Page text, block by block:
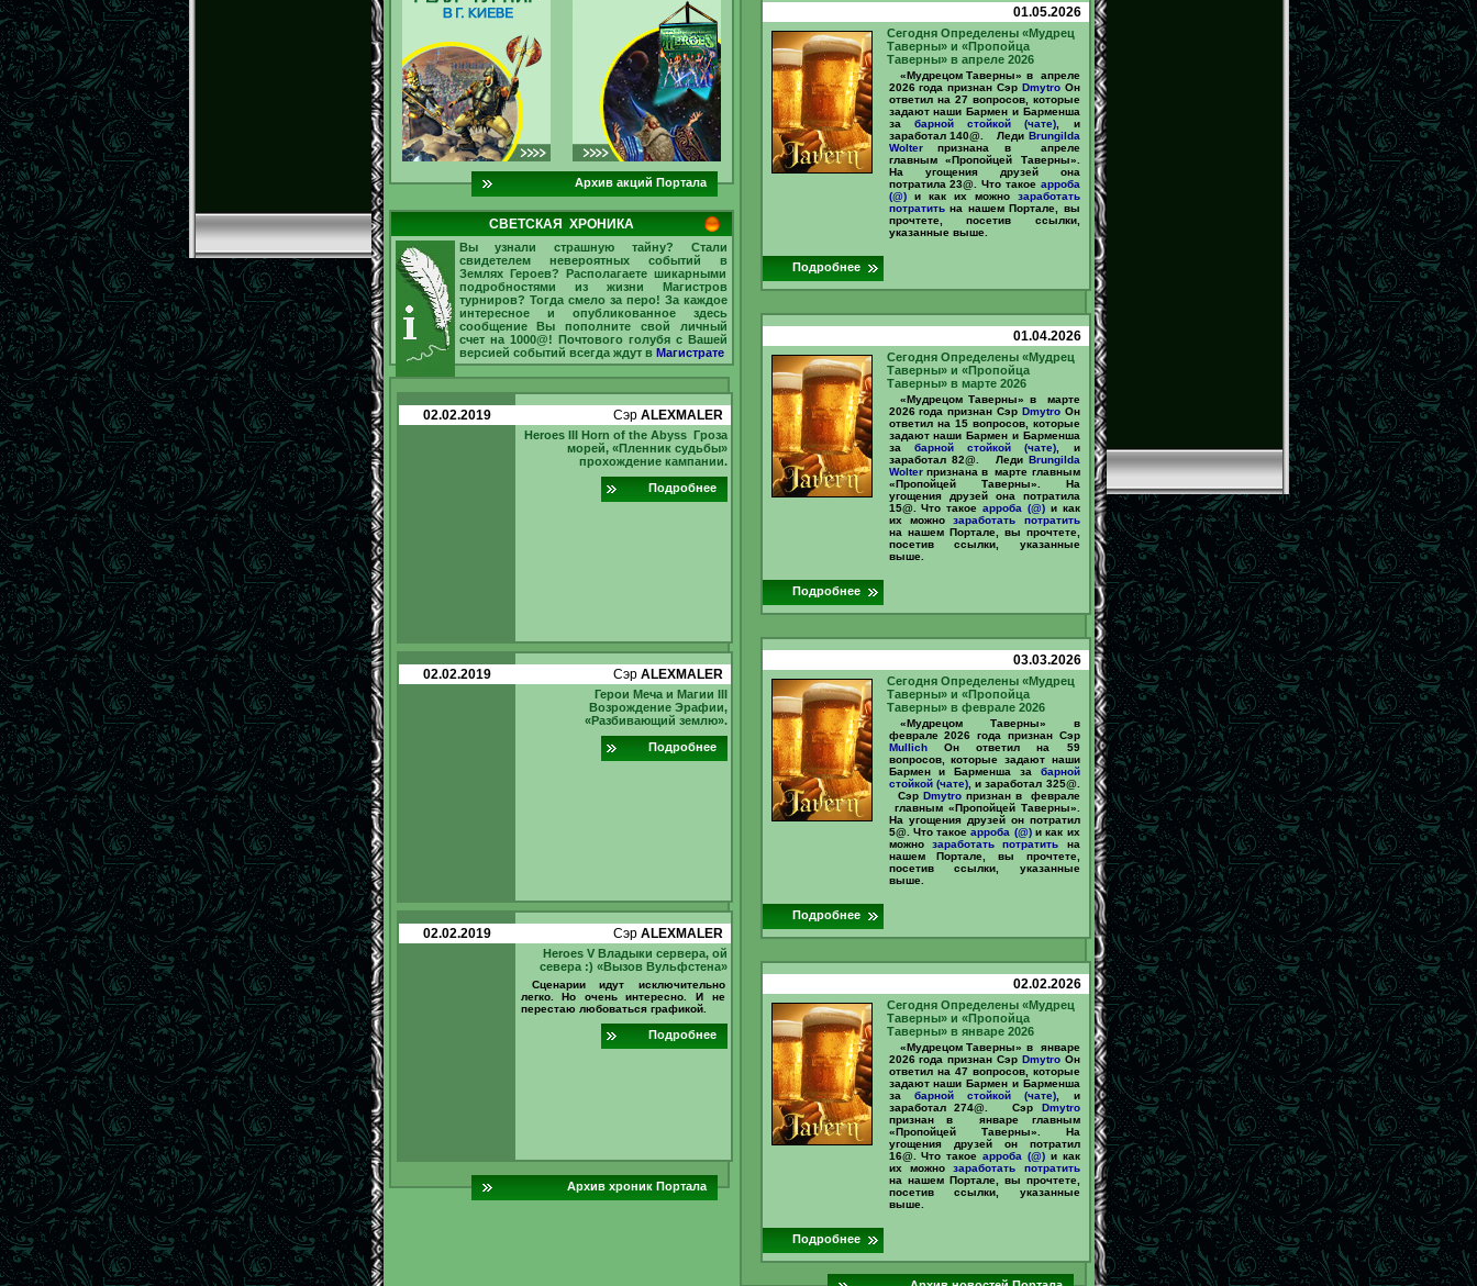
Архив акций Портала
СВЕТСКАЯ ХРОНИКА
Вы узнали страшную тайну? Стали
свидетелем невероятных событий в
Землях Героев? Располагаете шикарными
подробностями из жизни Магистров
турниров? Тогда смело за перо! За каждое
интересное и опубликованное здесь
сообщение Вы пополните свой личный
счет на 1000@! Почтового голубя с Вашей
версией событий всегда ждут в Магистрате
02.02.2019 Сэр ALEXMALER
Heroes III Horn of the Abyss Гроза
морей, «Пленник судьбы»
прохождение кампании.
Подробнее
02.02.2019 Сэр ALEXMALER
Герои Меча и Магии III
Возрождение Эрафии,
«Разбивающий землю».
Подробнее
02.02.2019 Сэр ALEXMALER
Heroes V Владыки сервера, ой
севера :) «Вызов Вульфстена»
Сценарии идут исключительно
легко. Но очень интересно. И не
перестаю любоваться графикой.
Подробнее
Архив хроник Портала
01.05.2026
Подробнее
Сегодня Определены «Мудрец
Таверны» и «Пропойца
Таверны» в апреле 2026
«Мудрецом Таверны» в апреле
2026 года признан Сэр DmytroОн
ответил на 27 вопросов, которые
задают наши Бармен и Барменша
за барной стойкой (чате) , и
заработал 140@. Леди Brungilda
Wolterпризнана в апреле
главным «Пропойцей Таверны».
На угощения друзей она
потратила 23@. Что такое арроба
(@)и как их можно заработать
потратитьна нашем Портале, вы
прочтете, посетив ссылки,
указанные выше.
01.04.2026
Подробнее
Сегодня Определены «Мудрец
Таверны» и «Пропойца
Таверны» в марте 2026
«Мудрецом Таверны» в марте
2026 года признан Сэр DmytroОн
ответил на 15 вопросов, которые
задают наши Бармен и Барменша
за барной стойкой (чате) , и
заработал 82@. Леди Brungilda
Wolterпризнана в марте главным
«Пропойцей Таверны». На
угощения друзей она потратила
15@. Что такое арроба (@)и как
их можнозаработать
потратить
на нашем Портале, вы прочтете,
посетив ссылки, указанные
выше.
03.03.2026
Подробнее
Сегодня Определены «Мудрец
Таверны» и «Пропойца
Таверны» в феврале 2026
«Мудрецом Таверны» в
феврале 2026 года признан Сэр
MullichОн ответил на 59
вопросов, которые задают наши
Бармен и Барменша за барной
стойкой (чате), и заработал 325@.
Сэр Dmytroпризнан в феврале
главным «Пропойцей Таверны».
На угощения друзей он потратил
5@. Что такоеарроба (@)и как их
можно заработать потратить на
нашем Портале, вы прочтете,
посетив ссылки, указанные
выше.
02.02.2026
Подробнее
Сегодня Определены «Мудрец
Таверны» и «Пропойца
Таверны» в январе 2026
«Мудрецом Таверны» в январе
2026 года признан Сэр DmytroОн
ответил на 47 вопросов, которые
задают наши Бармен и Барменша
за барной стойкой (чате) , и
заработал 274@. Сэр Dmytro
признан в январе главным
«Пропойцей Таверны». На
угощения друзей он потратил
16@. Что такое арроба (@)и как
их можнозаработать
потратить
на нашем Портале, вы прочтете,
посетив ссылки, указанные
выше.